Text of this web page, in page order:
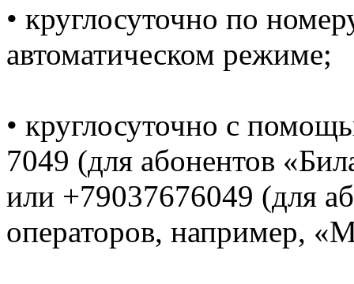
• круглосуточно по
автоматическом режиме;
• круглосуточно с
7049 (для абонентов
или +79037676049 (для
операторов, например,